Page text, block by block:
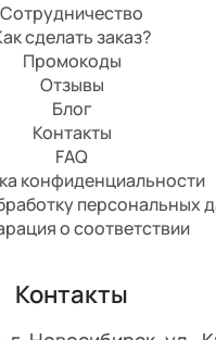
Сотрудничество
сделать заказ?
Промокоды
Отзывы
Блог
Контакты
FAQ
конфиденциальности
персональных
о соответствии
Контакты